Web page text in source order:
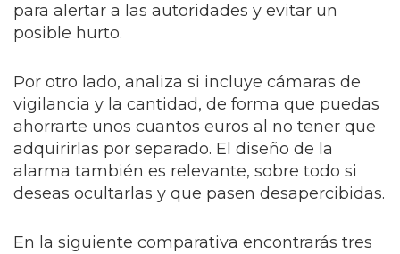
para alertar a las autoridades y evitar un
posible hurto.
Por otro lado, analiza si incluye cámaras de
vigilancia y la cantidad, de forma que puedas
ahorrarte unos cuantos euros al no tener que
adquirirlas por separado. El diseño de la
alarma también es relevante, sobre todo si
deseas ocultarlas y que pasen desapercibidas.
En la siguiente comparativa encontrarás tres